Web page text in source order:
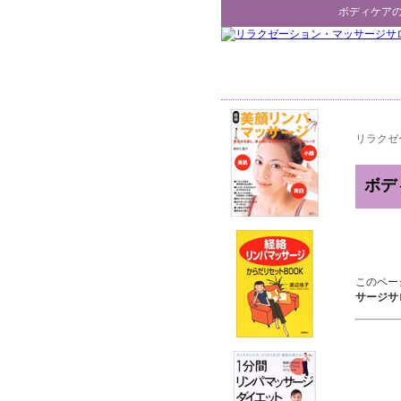
ボディケア
リラク
ボデ
このペ
サージサ